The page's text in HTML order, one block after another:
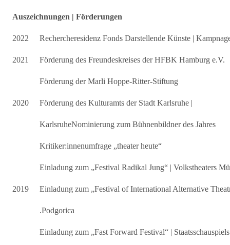
Auszeichnungen | Förderungen
2022 Rechercheresidenz Fonds Darstellende Künste |
2021 Förderung des Freundeskreises der HFBK Hamburg e.V.
Förderung der Marli Hoppe-Ritter-Stiftung
2020 Förderung des Kulturamts der Stadt Karlsruhe |
KarlsruheNominierung zum Bühnenbildner des Jahres
Kritiker:innenumfrage „theater heute“
Einladung zum „Festival Radikal Jung“ | Volkstheaters
2019 Einladung zum „Festival of International Alternative
.Podgorica
Einladung zum „Fast Forward Festival“ |